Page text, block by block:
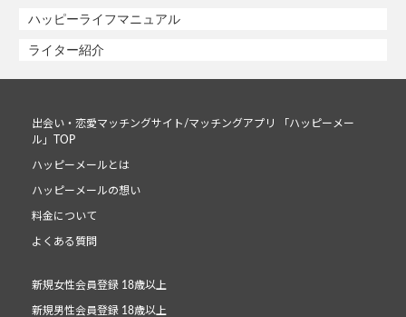
ハッピーライフマニュアル
ライター紹介
出会い・恋愛マッチングサイト/マッチングアプリ 「ハッピーメー
ル」TOP
ハッピーメールとは
ハッピーメールの想い
料金について
よくある質問
新規女性会員登録 18歳以上
新規男性会員登録 18歳以上